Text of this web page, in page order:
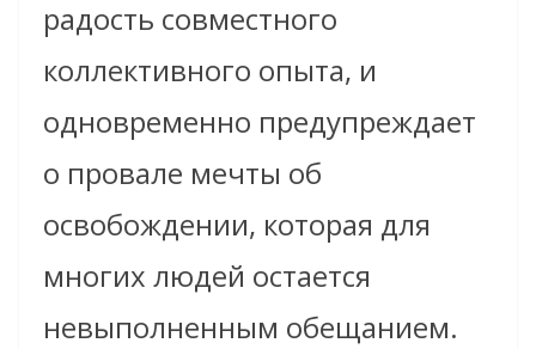
радость совместного
коллективного опыта, и
одновременно предупреждает
о провале мечты об
освобождении, которая для
многих людей остается
невыполненным обещанием.